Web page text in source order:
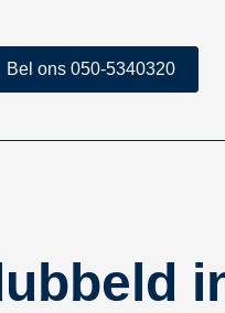
Bel ons 050-5340320